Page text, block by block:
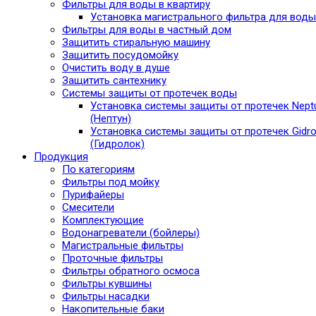
Фильтры для воды в квартиру
Установка магистрального фильтра для воды
Фильтры для воды в частный дом
Защитить стиральную машину
Защитить посудомойку
Очистить воду в душе
Защитить сантехнику
Системы защиты от протечек воды
Установка системы защиты от протечек
(Нептун)
Установка системы защиты от протечек
(Гидролок)
Продукция
По категориям
Фильтры под мойку
Пурифайеры
Смесители
Комплектующие
Водонагреватели (бойлеры)
Магистральные фильтры
Проточные фильтры
Фильтры обратного осмоса
Фильтры кувшины
Фильтры насадки
Накопительные баки